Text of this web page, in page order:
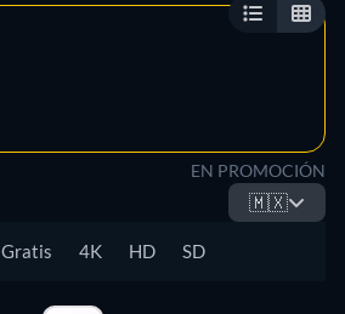
EN PROMOCIÓN
🇲🇽
Gratis 4K HD SD